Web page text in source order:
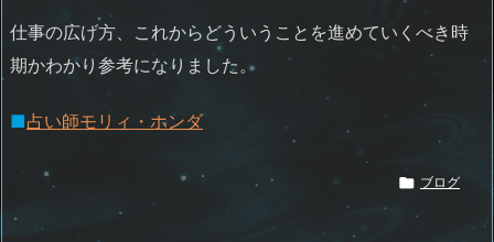
仕事の広げ方、これからどういうことを進めていくべき時
期かわかり参考になりました。
■占い師モリィ・ホンダ
 ブログ